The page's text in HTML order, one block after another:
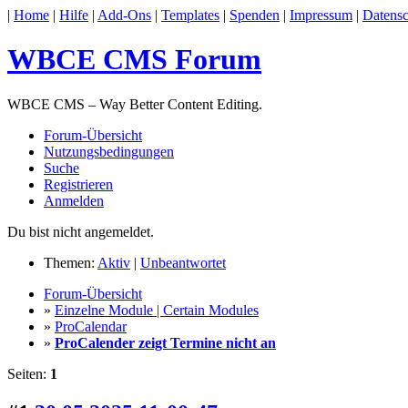
| Home | Hilfe | Add-Ons | Templates | Spenden | Impressum |
WBCE CMS Forum
WBCE CMS – Way Better Content Editing.
Forum-Übersicht
Nutzungsbedingungen
Suche
Registrieren
Anmelden
Du bist nicht angemeldet.
Themen: Aktiv | Unbeantwortet
Forum-Übersicht
» Einzelne Module | Certain Modules
» ProCalendar
» ProCalender zeigt Termine nicht an
Seiten: 1